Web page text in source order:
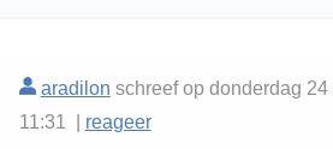
aradilon schreef op donderdag
11:31 | reageer